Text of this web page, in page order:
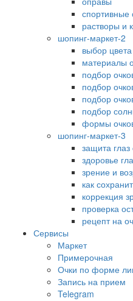
спортивные
растворы и
шопинг-маркет-2
выбор
материалы
подбор
подбор
подбор
подбор
формы
шопинг-маркет-3
защита
здоровье
зрение и
как
коррекция
проверка
рецепт на
Сервисы
Маркет
Примерочная
Очки по форме
Запись на прием
Telegram